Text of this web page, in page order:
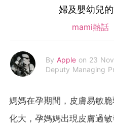
婦及嬰幼兒
mami熱話
By Apple on 23
Deputy Managing
媽媽在孕期間，皮膚易敏
化大，孕媽媽出現皮膚過